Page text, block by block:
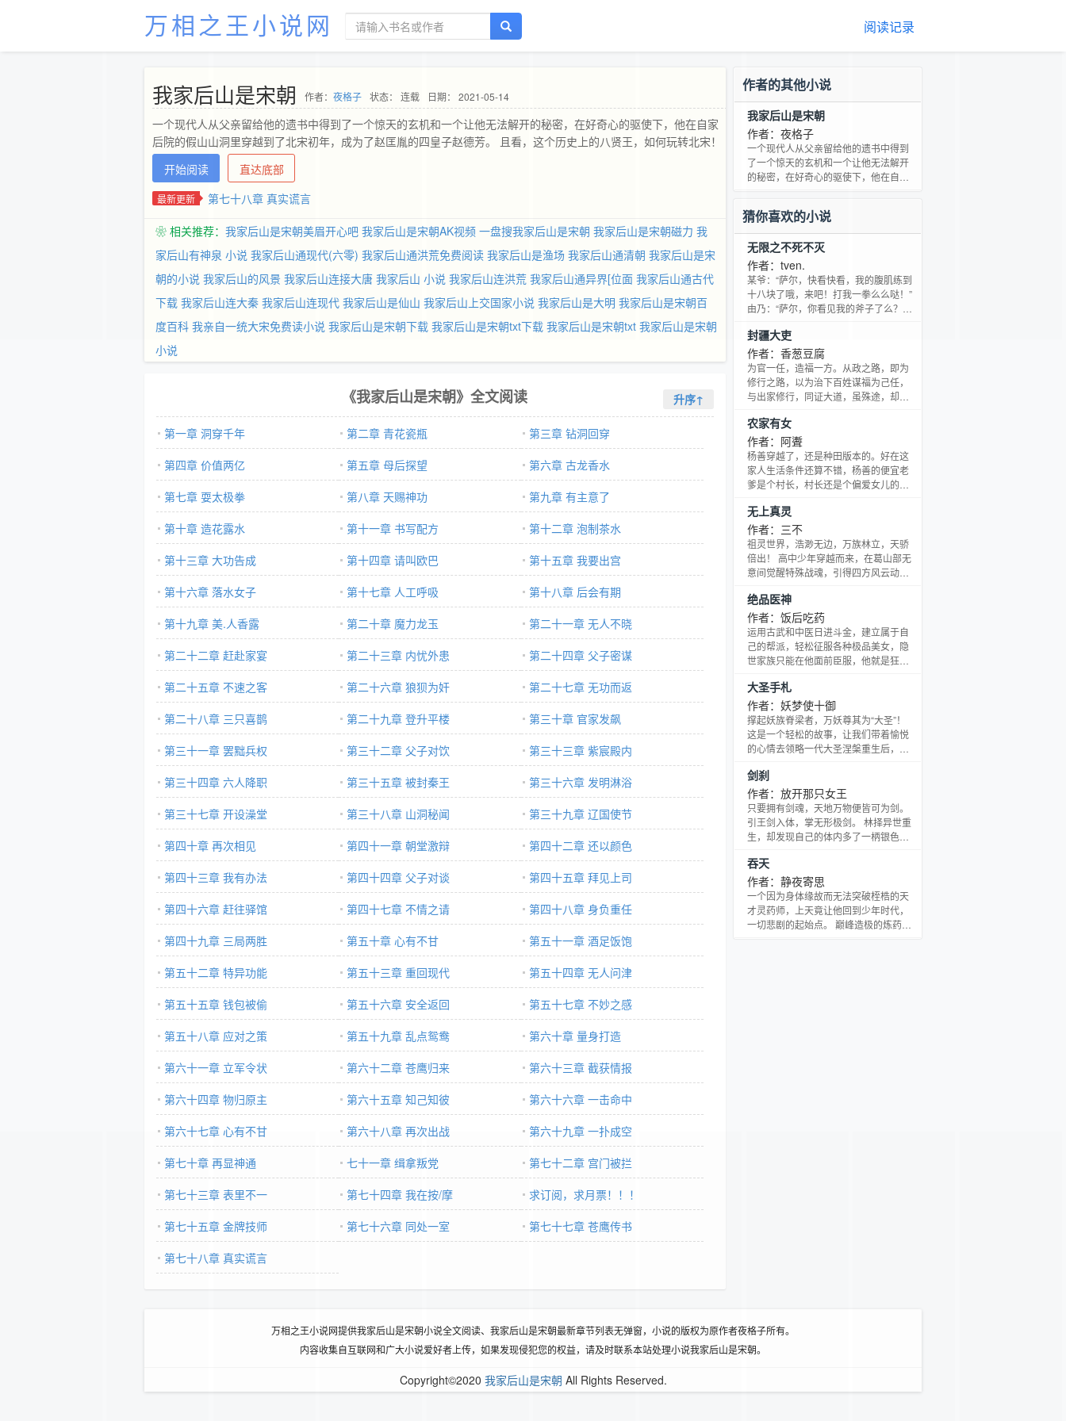
万相之王小说网 阅读记录
我家后山是宋朝 作者： 夜格子 状态： 连载 日期： 2021-05-14
一个现代人从父亲留给他的遗书中得到了一个惊天的玄机和一个让他无法解开的秘密，在好奇心的驱使下，他在自家
后院的假山山洞里穿越到了北宋初年，成为了赵匡胤的四皇子赵德芳。 且看，这个历史上的八贤王，如何玩转北宋！
开始阅读
直达底部
最新更新 第七十八章 真实谎言
❀ 相关推荐： 我家后山是宋朝美眉开心吧 我家后山是宋朝AK视频 一盘搜我家后山是宋朝 我家后山是宋朝磁力 我
家后山有神泉 小说 我家后山通现代(六零) 我家后山通洪荒免费阅读 我家后山是渔场 我家后山通清朝 我家后山是宋
朝的小说 我家后山的风景 我家后山连接大唐 我家后山 小说 我家后山连洪荒 我家后山通异界[位面 我家后山通古代
下载 我家后山连大秦 我家后山连现代 我家后山是仙山 我家后山上交国家小说 我家后山是大明 我家后山是宋朝百
度百科 我亲自一统大宋免费读小说 我家后山是宋朝下载 我家后山是宋朝txt下载 我家后山是宋朝txt 我家后山是宋朝
小说
《我家后山是宋朝》全文阅读 升序↑
第一章 洞穿千年 第二章 青花瓷瓶
第三章 钻洞回穿
第四章 价值两亿
第五章 母后探望
第六章 古龙香水
第七章 耍太极拳
第八章 天赐神功
第九章 有主意了
第十章 造花露水
第十一章 书写配方
第十二章 泡制茶水
第十三章 大功告成
第十四章 请叫欧巴
第十五章 我要出宫
第十六章 落水女子
第十七章 人工呼吸
第十八章 后会有期
第十九章 美.人香露
第二十章 魔力龙玉
第二十一章 无人不晓
第二十二章 赶赴家宴
第二十三章 内忧外患
第二十四章 父子密谋
第二十五章 不速之客
第二十六章 狼狈为奸
第二十七章 无功而返
第二十八章 三只喜鹊
第二十九章 登升平楼
第三十章 官家发飙
第三十一章 罢黜兵权
第三十二章 父子对饮
第三十三章 紫宸殿内
第三十四章 六人降职
第三十五章 被封秦王
第三十六章 发明淋浴
第三十七章 开设澡堂
第三十八章 山洞秘闻
第三十九章 辽国使节
第四十章 再次相见
第四十一章 朝堂激辩
第四十二章 还以颜色
第四十三章 我有办法
第四十四章 父子对谈
第四十五章 拜见上司
第四十六章 赶往驿馆
第四十七章 不情之请
第四十八章 身负重任
第四十九章 三局两胜
第五十章 心有不甘
第五十一章 酒足饭饱
第五十二章 特异功能
第五十三章 重回现代
第五十四章 无人问津
第五十五章 钱包被偷
第五十六章 安全返回
第五十七章 不妙之感
第五十八章 应对之策
第五十九章 乱点鸳鸯
第六十章 量身打造
第六十一章 立军令状
第六十二章 苍鹰归来
第六十三章 截获情报
第六十四章 物归原主
第六十五章 知己知彼
第六十六章 一击命中
第六十七章 心有不甘
第六十八章 再次出战
第六十九章 一扑成空
第七十章 再显神通
七十一章 缉拿叛党
第七十二章 宫门被拦
第七十三章 表里不一
第七十四章 我在按/摩
求订阅，求月票！！！
第七十五章 金牌技师
第七十六章 同处一室
第七十七章 苍鹰传书
第七十八章 真实谎言
作者的其他小说
我家后山是宋朝
作者：夜格子
一个现代人从父亲留给他的遗书中得到
了一个惊天的玄机和一个让他无法解开
的秘密，在好奇心的驱使下，他在自家
这个历史上的八贤王，如何玩转北宋！
猜你喜欢的小说
无限之不死不灭
作者：tven.
某爷：“萨尔，快看快看，我的腹肌练到
十八块了哦，来吧！打我一拳么么哒！”
由乃：“萨尔，你看见我的斧子了么？就
一抖：“湿了。” 祈指着背后由九十九万
八千八百八十八根红线组成的巨大蛛
网：“解开它。” 。。。。。。萨尔哭丧
着脸捧起一本《无限之不死不灭》，感
慨道：“那些年，她们还是女神。。。”
－－－－－－－－－－－－－－－－－
－
封疆大吏
作者：香葱豆腐
为官一任，造福一方。从政之路，即为
修行之路，以为治下百姓谋福为己任，
与出家修行，同证大道，虽殊途，却可
头，不是想想而已，也不是说说作罢。
是在青年时代想象彼此的鹤发苍颜，于
弥留之际回顾彼此的灿烂韶华。 落魄衙
内重生进官场，左手权利右手美人。
农家有女
作者：阿聻
杨善穿越了，还是种田版本的。好在这
家人生活条件还算不错，杨善的便宜老
爹是个村长，村长还是个偏爱女儿的。
谢厚爱……可是，可是，老天爷你没说
这个便宜老爹是个短命的啊？偏爱弟弟
的老娘，不懂事的弟弟，还有个上门的
继父！？什么？还有定下的亲事？杨善
看了看自己还没发育的身子……仰天泪
无上真灵
作者：三不
祖灵世界，浩渺无边，万族林立，天骄
倍出！ 高中少年穿越而来，在葛山部无
意间觉醒特殊战魂，引得四方风云动，
颖而出，成就无上真灵，万族独尊！
绝品医神
作者：饭后吃药
运用古武和中医日进斗金，建立属于自
己的帮派，轻松征服各种极品美女，隐
世家族只能在他面前臣服，他就是狂放
大医神！
大圣手札
作者：妖梦使十御
撑起妖族脊梁者，万妖尊其为“大圣”！
这是一个轻松的故事，让我们带着愉悦
的心情去领略一代大圣涅槃重生后，热
剑刹
作者：放开那只女王
只要拥有剑魂，天地万物便皆可为剑。
引王剑入体，掌无形极剑。 林择异世重
生，却发现自己的体内多了一柄银色小
中，刹那便是永恒！ **** 书友群已建：
180409352
吞天
作者：静夜寄思
一个因为身体缘故而无法突破桎梏的天
才灵药师，上天竟让他回到少年时代，
一切悲剧的起始点。 巅峰造极的炼药技
万相之王小说网提供我家后山是宋朝小说全文阅读、我家后山是宋朝最新章节列表无弹窗，小说的版权为原作者夜格子所有。
内容收集自互联网和广大小说爱好者上传，如果发现侵犯您的权益，请及时联系本站处理小说我家后山是宋朝。
Copyright©2020 我家后山是宋朝 All Rights Reserved.